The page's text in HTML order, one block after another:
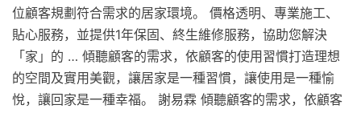
位顧客規劃符合需求的居家環境。 價格透明、專業施工、
貼心服務，並提供1年保固、終生維修服務，協助您解決
「家」的 … 傾聽顧客的需求，依顧客的使用習慣打造理想
的空間及實用美觀，讓居家是一種習慣，讓使用是一種愉
悅，讓回家是一種幸福。 謝易霖 傾聽顧客的需求，依顧客